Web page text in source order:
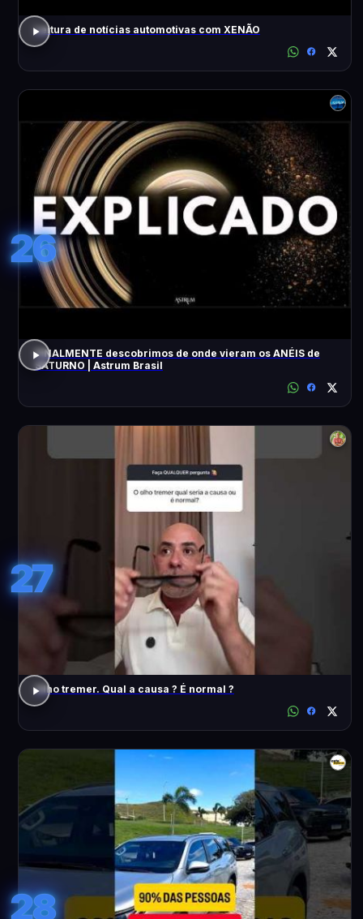
Leitura de notícias automotivas com XENÃO
26
FINALMENTE descobrimos de onde vieram os ANÉIS de
SATURNO | Astrum Brasil
27
Olho tremer. Qual a causa ? É normal ?
28